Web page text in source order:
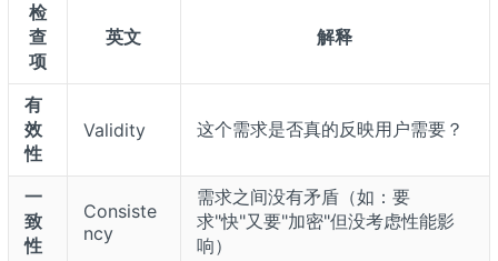
检
查
项
英文 解释
有
效
性
Validity 这个需求是否真的反映用户需要？
一
致
性
Consiste
ncy
需求之间没有矛盾（如：要
求"快"又要"加密"但没考虑性能影
响）